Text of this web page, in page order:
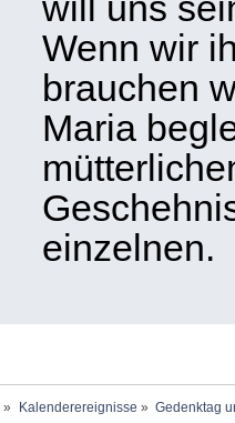
Wenn wir
brauchen
Maria
einzelnen.
» Kalenderereignisse » Gedenktag